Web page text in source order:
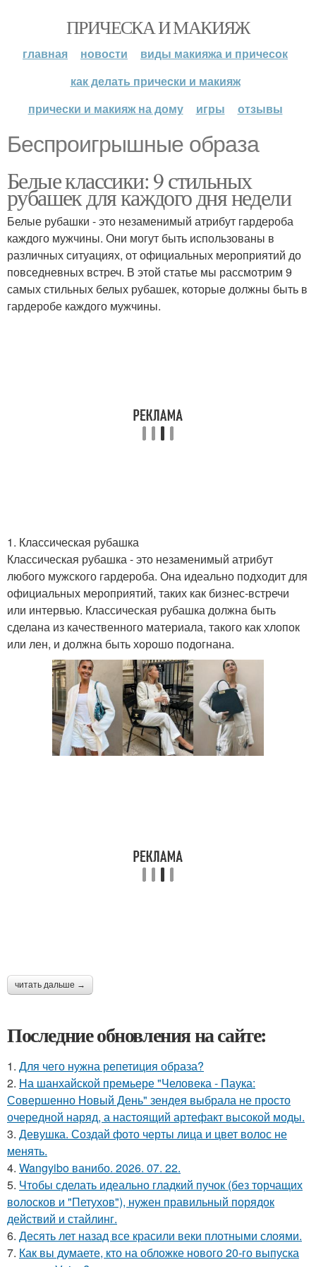
ПРИЧЕСКА И МАКИЯЖ
главная новости
виды макияжа и причесок
как делать прически и макияж
прически и макияж на дому
игры отзывы
Беспроигрышные образа
Белые классики: 9 стильных
рубашек для каждого дня недели
Белые рубашки - это незаменимый атрибут гардероба
каждого мужчины. Они могут быть использованы в
различных ситуациях, от официальных мероприятий до
повседневных встреч. В этой статье мы рассмотрим 9
самых стильных белых рубашек, которые должны быть в
гардеробе каждого мужчины.
1. Классическая рубашка
Классическая рубашка - это незаменимый атрибут
любого мужского гардероба. Она идеально подходит для
официальных мероприятий, таких как бизнес-встречи
или интервью. Классическая рубашка должна быть
сделана из качественного материала, такого как хлопок
или лен, и должна быть хорошо подогнана.
читать дальше →
Последние обновления на сайте:
1. Для чего нужна репетиция образа?
2. На шанхайской премьере "Человека - Паука:
Совершенно Новый День" зендея выбрала не просто
очередной наряд, а настоящий артефакт высокой моды.
3. Девушка. Создай фото черты лица и цвет волос не
менять.
4. Wangyibo ванибо. 2026. 07. 22.
5. Чтобы сделать идеально гладкий пучок (без торчащих
волосков и "Петухов"), нужен правильный порядок
действий и стайлинг.
6. Десять лет назад все красили веки плотными слоями.
7. Как вы думаете, кто на обложке нового 20-го выпуска